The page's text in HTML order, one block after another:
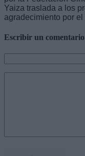
Yaiza traslada a los
agradecimiento por el
Escribir un comentario